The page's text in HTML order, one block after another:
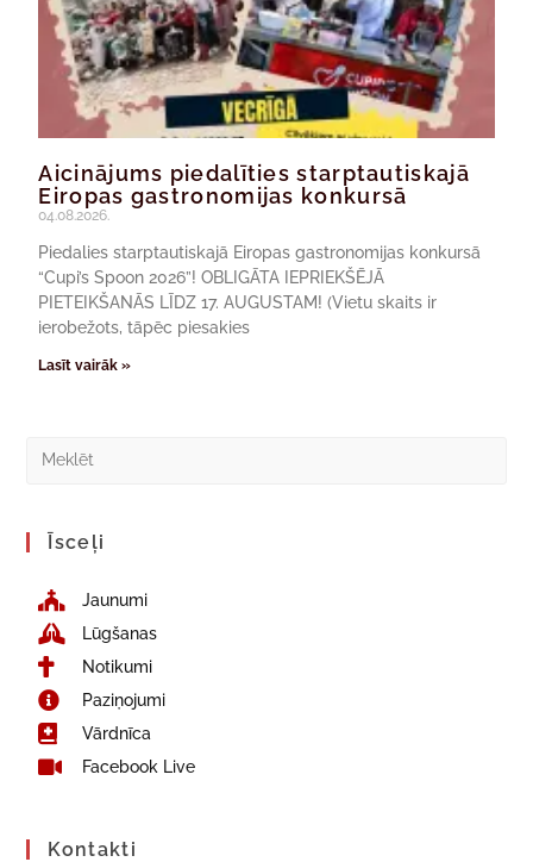
Aicinājums piedalīties starptautiskajā
Eiropas gastronomijas konkursā
04.08.2026.
Piedalies starptautiskajā Eiropas gastronomijas konkursā
“Cupi’s Spoon 2026”! OBLIGĀTA IEPRIEKŠĒJĀ
PIETEIKŠANĀS LĪDZ 17. AUGUSTAM! (Vietu skaits ir
ierobežots, tāpēc piesakies
Lasīt vairāk »
Īsceļi
Jaunumi
Lūgšanas
Notikumi
Paziņojumi
Vārdnīca
Facebook Live
Kontakti